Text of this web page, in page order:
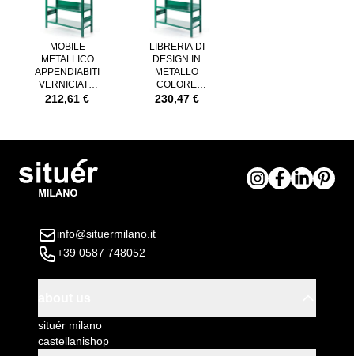
MOBILE
METALLICO
APPENDIABITI
VERNICIATO
VERDE CON
212,61 €
LIBRERIA DI
DESIGN IN
METALLO
COLORE
VERDE
230,47 €
info@situermilano.it
+39 0587 748052
situér milano
castellanishop